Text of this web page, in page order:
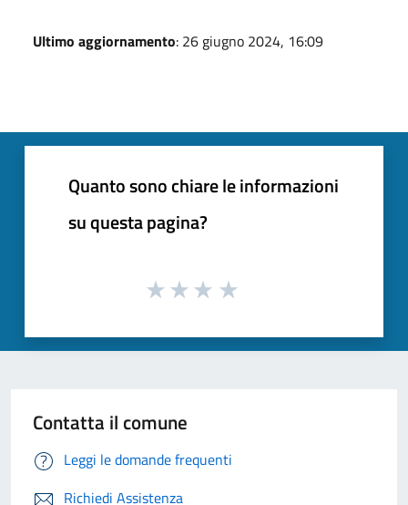
Ultimo aggiornamento: 26 giugno 2024, 16:09
Quanto sono chiare le informazioni
su questa pagina?
Contatta il comune
Leggi le domande frequenti
Richiedi Assistenza